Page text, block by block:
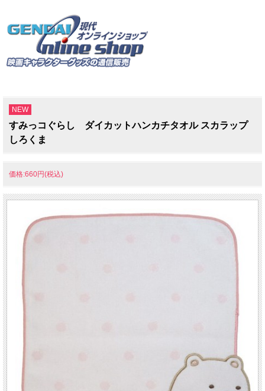
NEW
すみっコぐらし ダイカットハンカチタオル スカラップ
しろくま
価格:660円(税込)